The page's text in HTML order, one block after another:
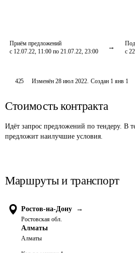
Приём предложений
с 12.07.22, 11:00 по 21.07.22, 23:00
с
425 Изменён28 июл 2022. Создан 1 янв 1
Стоимость контракта
Идёт запрос предложений по тендеру. В
предложит наилучшие условия.
Маршруты и транспорт
Ростов-на-Дону →
Ростовская обл.
Алматы
Алматы